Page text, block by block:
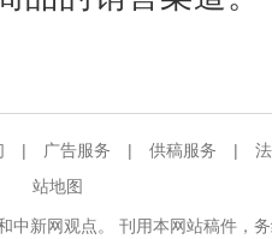
| 广告服务 | 供稿服务 |
站地图
中新网观点。 刊用本网站稿件，